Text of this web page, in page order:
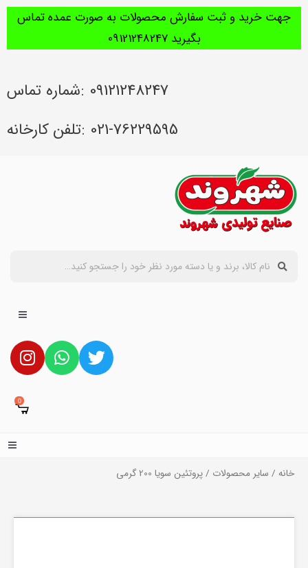
جهت خرید و ثبت سفارش محصولات به صورت عمده تماس
بگیرید 09121248247
09121248247 :شماره تماس
021-76229595 :تلفن کارخانه
0
خانه / سایر محصولات / پروتئین سویا 200 گرمی